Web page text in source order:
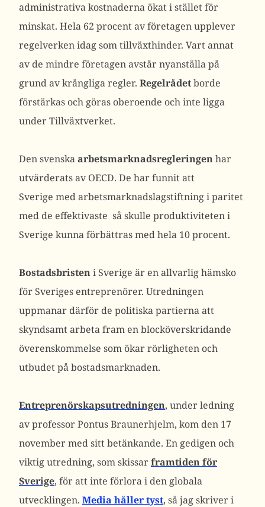
administrativa kostnaderna ökat i stället för
minskat. Hela 62 procent av företagen upplever
regelverken idag som tillväxthinder. Vart annat
av de mindre företagen avstår nyanställa på
grund av krångliga regler. Regelrådetborde
förstärkas och göras oberoende och inte ligga
under Tillväxtverket.
Den svenskaarbetsmarknadsregleringenhar
utvärderats av OECD. De har funnit att
Sverige med arbetsmarknadslagstiftning i paritet
med de effektivaste så skulle produktiviteten i
Sverige kunna förbättras med hela 10 procent.
Bostadsbristeni Sverige är en allvarlig hämsko
för Sveriges entreprenörer. Utredningen
uppmanar därför de politiska partierna att
skyndsamt arbeta fram en blocköverskridande
överenskommelse som ökar rörligheten och
utbudet på bostadsmarknaden.
Entreprenörskapsutredningen, under ledning
av professor Pontus Braunerhjelm, kom den 17
november med sitt betänkande. En gedigen och
viktig utredning, som skissarframtiden för
Sverige, för att inte förlora i den globala
utvecklingen. Media håller tyst, så jag skriver i